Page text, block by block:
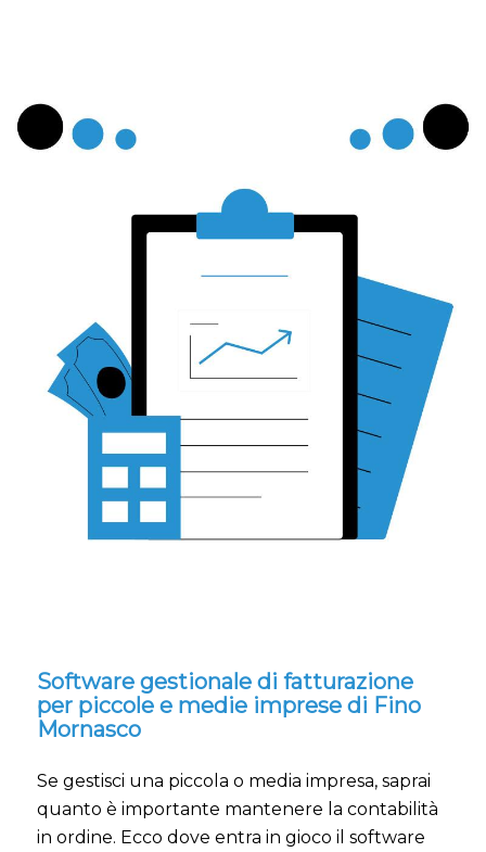
Software gestionale di fatturazione
per piccole e medie imprese di Fino
Mornasco
Se gestisci una piccola o media impresa, saprai
quanto è importante mantenere la contabilità
in ordine. Ecco dove entra in gioco il software